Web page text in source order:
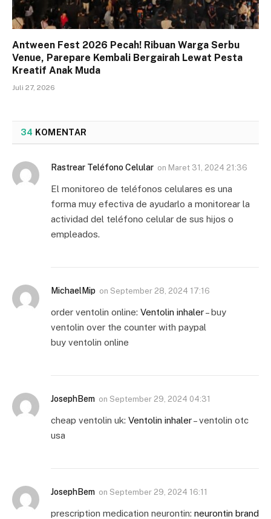
Antween Fest 2026 Pecah! Ribuan Warga Serbu
Venue, Parepare Kembali Bergairah Lewat Pesta
Kreatif Anak Muda
Juli 27, 2026
34 KOMENTAR
Rastrear Teléfono Celular on Maret 31, 2024 21:36
El monitoreo de teléfonos celulares es una
forma muy efectiva de ayudarlo a monitorear la
actividad del teléfono celular de sus hijos o
empleados.
MichaelMip on September 28, 2024 17:16
order ventolin online: Ventolin inhaler– buy
ventolin over the counter with paypal
buy ventolin online
JosephBem on September 29, 2024 04:31
cheap ventolin uk: Ventolin inhaler– ventolin otc
usa
JosephBem on September 29, 2024 16:11
prescription medication neurontin: neurontin brand